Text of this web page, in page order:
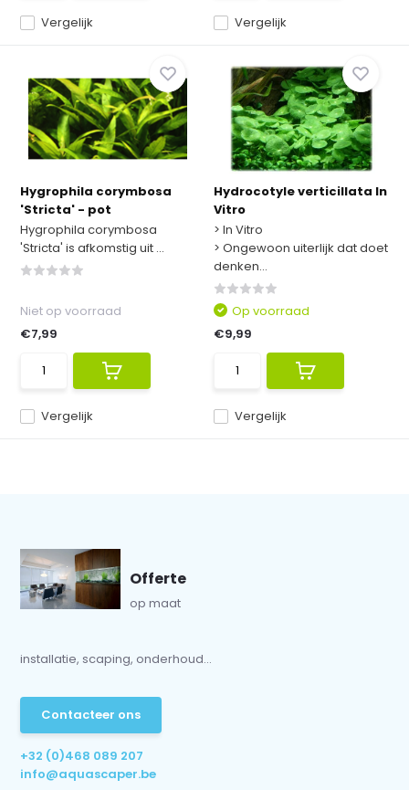
Vergelijk Vergelijk
Hygrophila corymbosa
'Stricta' - pot
Hygrophila corymbosa
'Stricta' is afkomstig uit ...
Vergelijk
Niet op voorraad
€7,99
Hydrocotyle verticillata In
Vitro
> In Vitro
> Ongewoon uiterlijk dat doet
denken...
Vergelijk
Op voorraad
€9,99
Offerte
op maat
installatie, scaping, onderhoud...
Contacteer ons
+32 (0)468 089 207
info@aquascaper.be